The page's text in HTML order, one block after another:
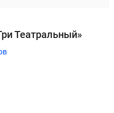
Театральный»